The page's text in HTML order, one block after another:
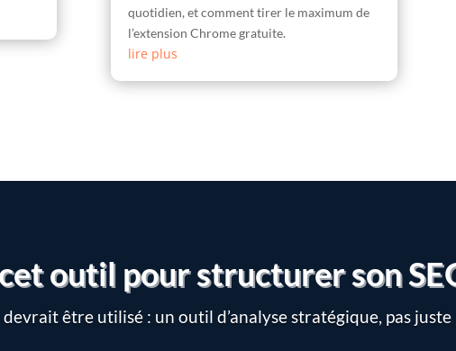
quotidien, et comment tirer le maximum de
l’extension Chrome gratuite.
lire plus
outil pour structurer son
être utilisé : un outil d’analyse stratégique, pas